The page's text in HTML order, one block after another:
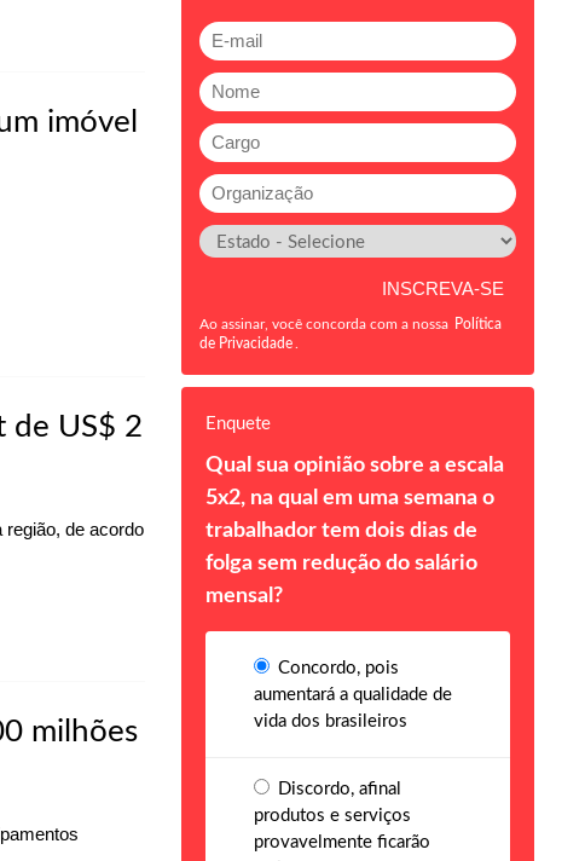
imóvel
de US$ 2
região, de acordo
milhões
Ao assinar, você concorda com a nossa Política
de Privacidade
Enquete
Qual sua opinião sobre a escala
5x2, na qual em uma semana o
trabalhador tem dois dias de
folga sem redução do salário
mensal?
Concordo, pois
aumentará a qualidade de
vida dos brasileiros
Discordo, afinal
produtos e serviços
provavelmente ficarão